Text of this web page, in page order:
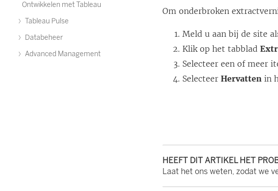
Ontwikkelen met Tableau
Tableau Pulse
Databeheer
Advanced Management
Om onderbroken
Meld u aan bij de site
Klik op het tabblad
Selecteer een of meer
SelecteerHervatten in
HEEFT DIT ARTIKEL HET
Laat het ons weten, zodat we